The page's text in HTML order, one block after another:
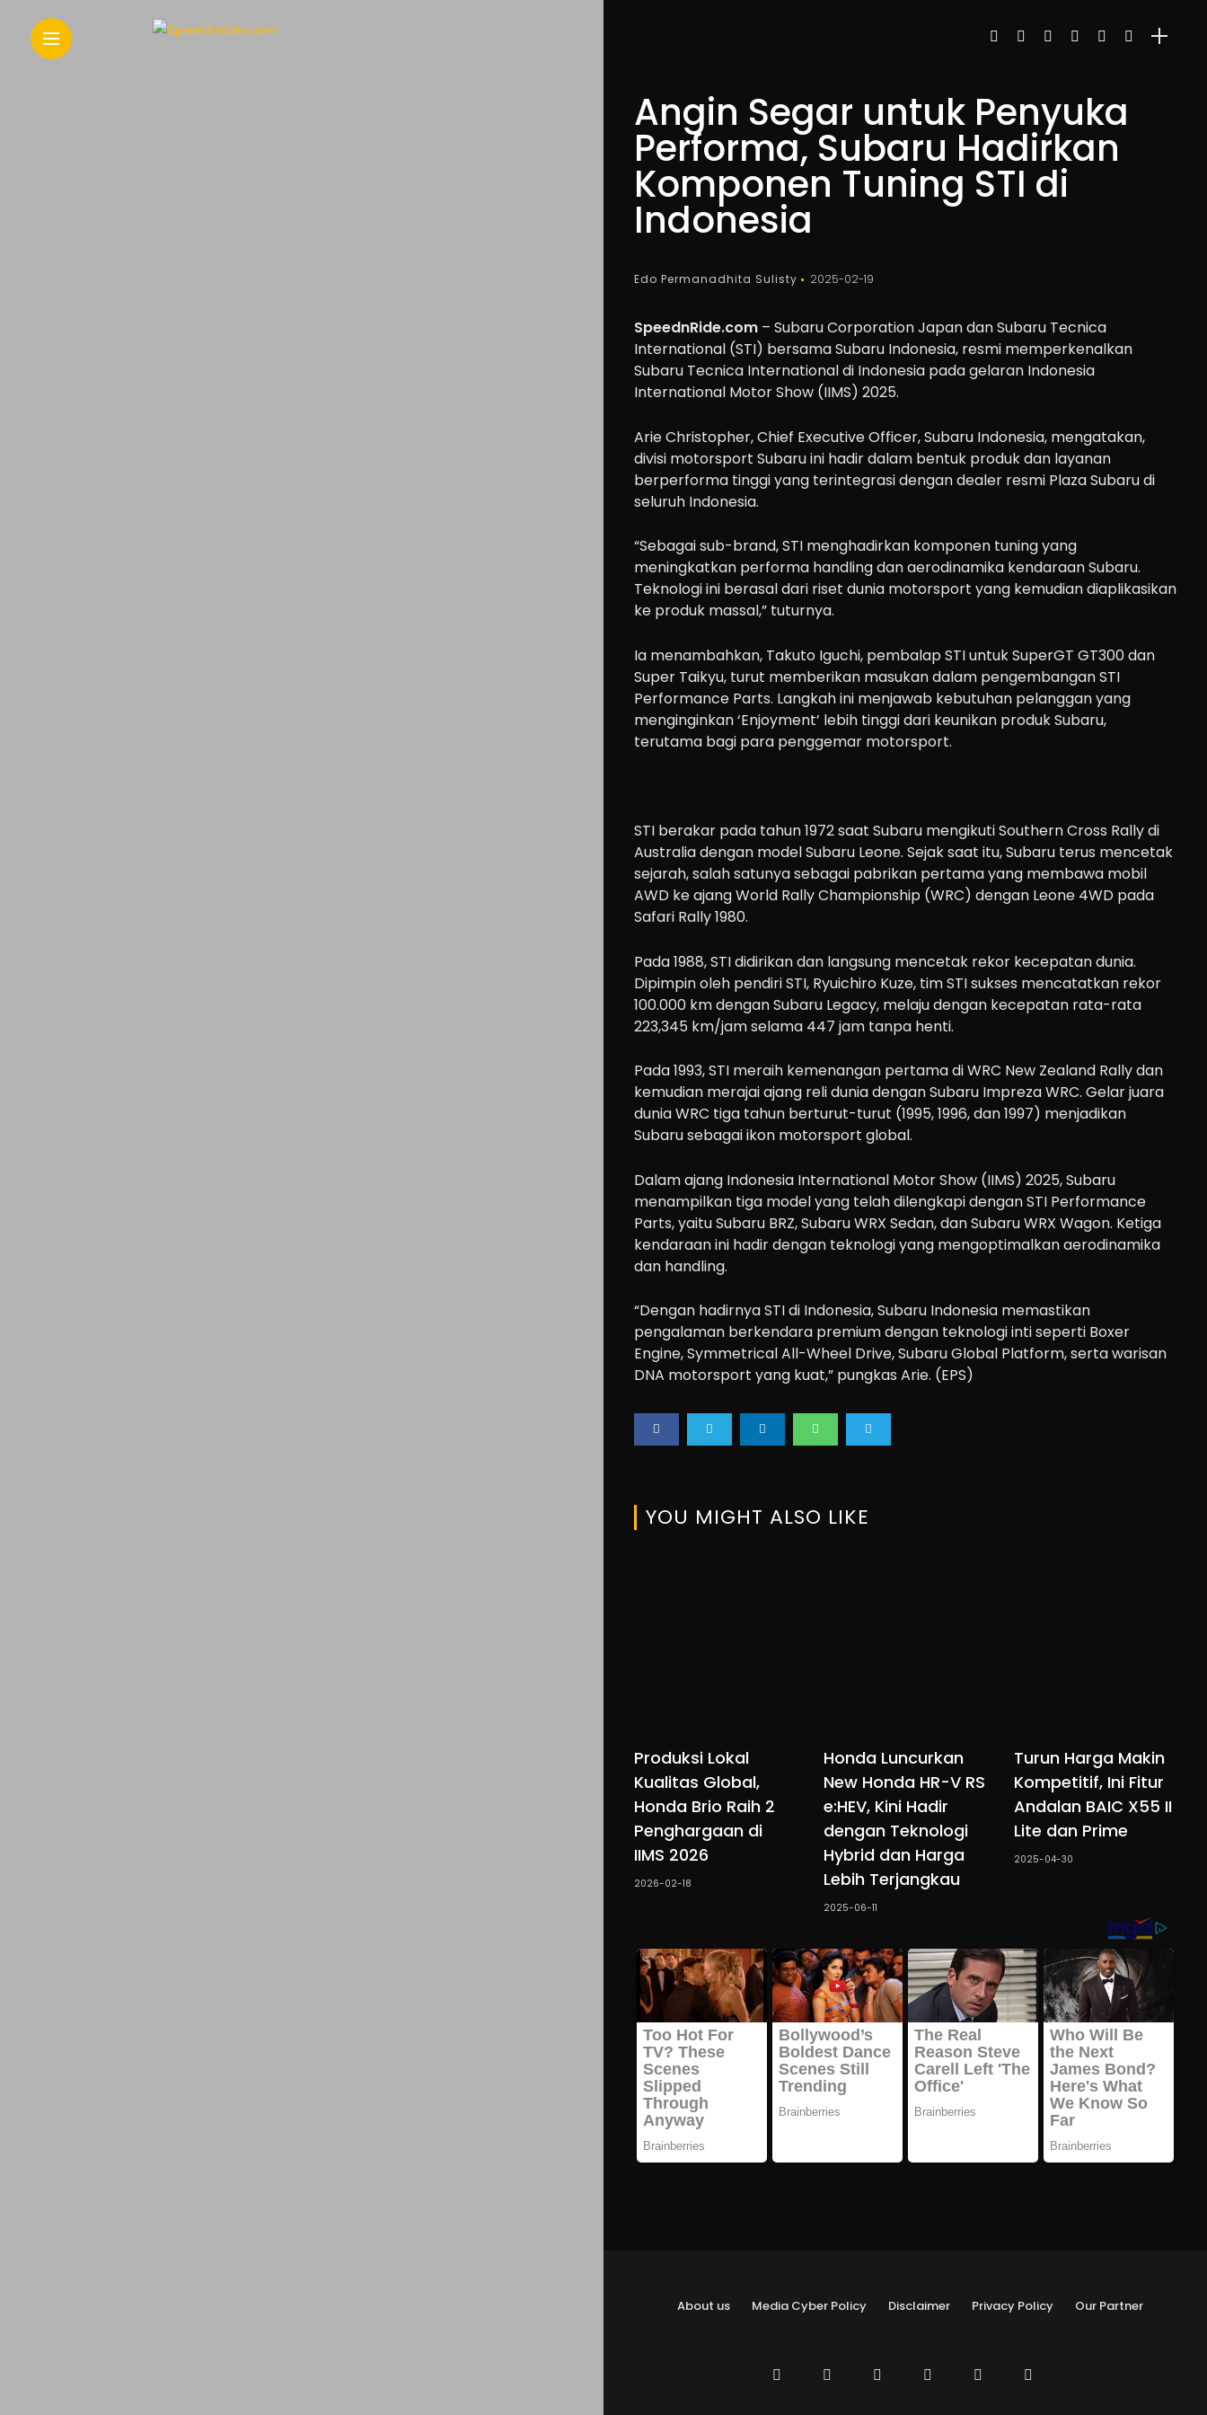
Cars
Motorcycle
n
Drive
Modification
Community
Accessories
Lifestyle
About
us
Search
Angin Segar untuk Penyuka
Performa, Subaru Hadirkan
Komponen Tuning STI di
Indonesia
Edo Permanadhita Sulisty 2025-02-19
SpeednRide.com– Subaru Corporation Japan dan Subaru Tecnica
International (STI) bersama Subaru Indonesia, resmi memperkenalkan
Subaru Tecnica International di Indonesia pada gelaran Indonesia
International Motor Show (IIMS) 2025.
Arie Christopher, Chief Executive Officer, Subaru Indonesia, mengatakan,
divisi motorsport Subaru ini hadir dalam bentuk produk dan layanan
berperforma tinggi yang terintegrasi dengan dealer resmi Plaza Subaru di
seluruh Indonesia.
“Sebagai sub-brand, STI menghadirkan komponen tuning yang
meningkatkan performa handling dan aerodinamika kendaraan Subaru.
Teknologi ini berasal dari riset dunia motorsport yang kemudian diaplikasikan
ke produk massal,” tuturnya.
Ia menambahkan, Takuto Iguchi, pembalap STI untuk SuperGT GT300 dan
Super Taikyu, turut memberikan masukan dalam pengembangan STI
Performance Parts. Langkah ini menjawab kebutuhan pelanggan yang
menginginkan ‘Enjoyment’ lebih tinggi dari keunikan produk Subaru,
terutama bagi para penggemar motorsport.
STI berakar pada tahun 1972 saat Subaru mengikuti Southern Cross Rally di
Australia dengan model Subaru Leone. Sejak saat itu, Subaru terus mencetak
sejarah, salah satunya sebagai pabrikan pertama yang membawa mobil
AWD ke ajang World Rally Championship (WRC) dengan Leone 4WD pada
Safari Rally 1980.
Pada 1988, STI didirikan dan langsung mencetak rekor kecepatan dunia.
Dipimpin oleh pendiri STI, Ryuichiro Kuze, tim STI sukses mencatatkan rekor
100.000 km dengan Subaru Legacy, melaju dengan kecepatan rata-rata
223,345 km/jam selama 447 jam tanpa henti.
Pada 1993, STI meraih kemenangan pertama di WRC New Zealand Rally dan
kemudian merajai ajang reli dunia dengan Subaru Impreza WRC. Gelar juara
dunia WRC tiga tahun berturut-turut (1995, 1996, dan 1997) menjadikan
Subaru sebagai ikon motorsport global.
Dalam ajang Indonesia International Motor Show (IIMS) 2025, Subaru
menampilkan tiga model yang telah dilengkapi dengan STI Performance
Parts, yaitu Subaru BRZ, Subaru WRX Sedan, dan Subaru WRX Wagon. Ketiga
kendaraan ini hadir dengan teknologi yang mengoptimalkan aerodinamika
dan handling.
“Dengan hadirnya STI di Indonesia, Subaru Indonesia memastikan
pengalaman berkendara premium dengan teknologi inti seperti Boxer
Engine, Symmetrical All-Wheel Drive, Subaru Global Platform, serta warisan
DNA motorsport yang kuat,” pungkas Arie. (EPS)
YOU MIGHT ALSO LIKE
Produksi Lokal
Kualitas Global,
Honda Brio Raih 2
Penghargaan di
IIMS 2026
2026-02-18
Honda Luncurkan
New Honda HR-V RS
e:HEV, Kini Hadir
dengan Teknologi
Hybrid dan Harga
Lebih Terjangkau
2025-06-11
Turun Harga Makin
Kompetitif, Ini Fitur
Andalan BAIC X55 II
Lite dan Prime
2025-04-30
About us Media Cyber Policy Disclaimer Privacy Policy Our Partner